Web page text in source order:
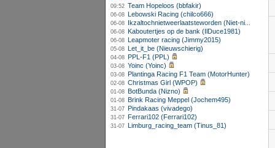
09:52 Team Hopeloos (bbfakir)
06-08 Lebowski Racing (chilco666)
06-08 Ikzaltochnietweerlaatsteworden (Niet-niels)
06-08 Kaboutertjes op de bank (IlDuce1981)
06-08 Leapmoter racing (Jimmy2015)
05-08 Let_it_be (Nieuwschierig)
04-08 PPL-F1 (PPL)
03-08 Yoinc (Yoinc)
03-08 Plantinga Racing F1 Team (MotorHunter)
02-08 Christmas Girl (WPOP)
01-08 BotBunda (Nizno)
01-08 Brink Racing Meppel (Jochem495)
31-07 Pindakaas (vivadego)
31-07 Ferrari102 (Ferrari102)
31-07 Limburg_racing_team (Tinus_81)